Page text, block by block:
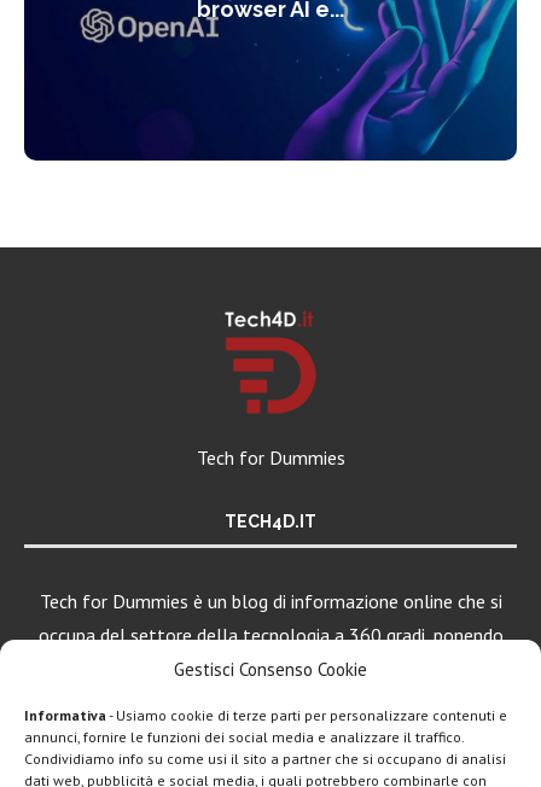
Gestisci Consenso Cookie
Informativa - Usiamo cookie di terze parti per personalizzare contenuti e
annunci, fornire le funzioni dei social media e analizzare il traffico.
Condividiamo info su come usi il sito a partner che si occupano di analisi
dati web, pubblicità e social media, i quali potrebbero combinarle con
browser AI e...
Tech for Dummies
TECH4D.IT
Tech for Dummies è un blog di informazione online che si
occupa del settore della tecnologia a 360 gradi, ponendo
una particolare attenzione al mondo Android, Apple e